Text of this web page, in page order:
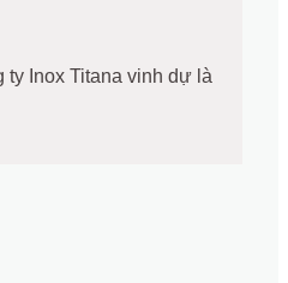
ty Inox Titana vinh dự là